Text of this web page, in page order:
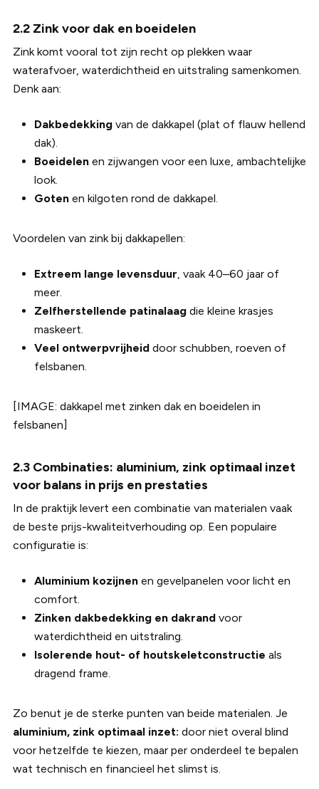
2.2 Zink voor dak en boeidelen
Zink komt vooral tot zijn recht op plekken waar
waterafvoer, waterdichtheid en uitstraling samenkomen.
Denk aan:
Dakbedekkingvan de dakkapel (plat of flauw hellend
dak).
Boeidelenen zijwangen voor een luxe, ambachtelijke
look.
Gotenen kilgoten rond de dakkapel.
Voordelen van zink bij dakkapellen:
Extreem lange levensduur, vaak 40–60 jaar of
meer.
Zelfherstellende patinalaagdie kleine krasjes
maskeert.
Veel ontwerpvrijheiddoor schubben, roeven of
felsbanen.
[IMAGE: dakkapel met zinken dak en boeidelen in
felsbanen]
2.3 Combinaties: aluminium, zink optimaal inzet
voor balans in prijs en prestaties
In de praktijk levert een combinatie van materialen vaak
de beste prijs-kwaliteitverhouding op. Een populaire
configuratie is:
Aluminium kozijnenen gevelpanelen voor licht en
comfort.
Zinken dakbedekking en dakrandvoor
waterdichtheid en uitstraling.
Isolerende hout- of houtskeletconstructie als
dragend frame.
Zo benut je de sterke punten van beide materialen. Je
aluminium, zink optimaal inzet: door niet overal blind
voor hetzelfde te kiezen, maar per onderdeel te bepalen
wat technisch en financieel het slimst is.